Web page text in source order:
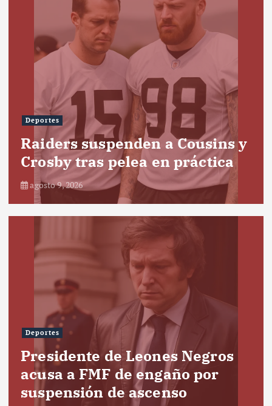
Deportes
Raiders suspenden a Cousins y
Crosby tras pelea en práctica
agosto 9, 2026
Deportes
Presidente de Leones Negros
acusa a FMF de engaño por
suspensión de ascenso